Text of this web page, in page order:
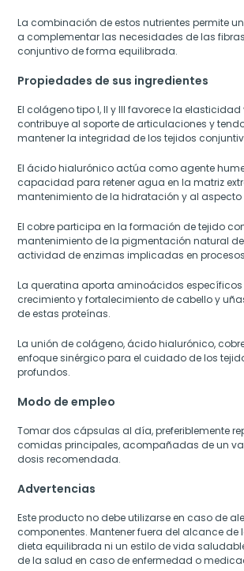
La combinación de estos nutrientes permite
a complementar las necesidades de las
conjuntivo de forma equilibrada.
Propiedades de sus ingredientes
El colágeno tipo I, II y III favorece la
contribuye al soporte de articulaciones y
mantener la integridad de los tejidos
El ácido hialurónico actúa como agente
capacidad para retener agua en la matriz
mantenimiento de la hidratación y al aspecto
El cobre participa en la formación de tejido
mantenimiento de la pigmentación natural
actividad de enzimas implicadas en
La queratina aporta aminoácidos
crecimiento y fortalecimiento de cabello y
de estas proteínas.
La unión de colágeno, ácido hialurónico,
enfoque sinérgico para el cuidado de los
profundos.
Modo de empleo
Tomar dos cápsulas al día, preferiblemente
comidas principales, acompañadas de un
dosis recomendada.
Advertencias
Este producto no debe utilizarse en caso de
componentes. Mantener fuera del alcance de
dieta equilibrada ni un estilo de vida
de la salud en caso de enfermedad o